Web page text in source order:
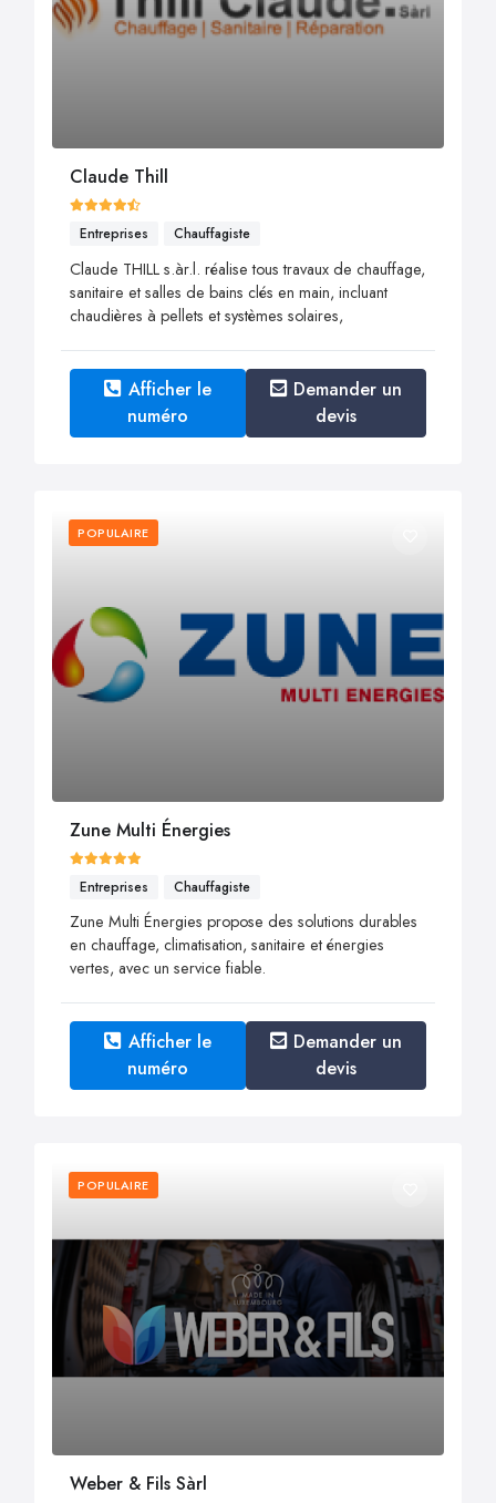
Claude Thill
Entreprises Chauffagiste
Claude THILL s.àr.l. réalise tous travaux de chauffage,
sanitaire et salles de bains clés en main, incluant
chaudières à pellets et systèmes solaires,
Afficher le
numéro
Demander un
devis
POPULAIRE
Zune Multi Énergies
Entreprises Chauffagiste
Zune Multi Énergies propose des solutions durables
en chauffage, climatisation, sanitaire et énergies
vertes, avec un service fiable.
Afficher le
numéro
Demander un
devis
POPULAIRE
Weber & Fils Sàrl